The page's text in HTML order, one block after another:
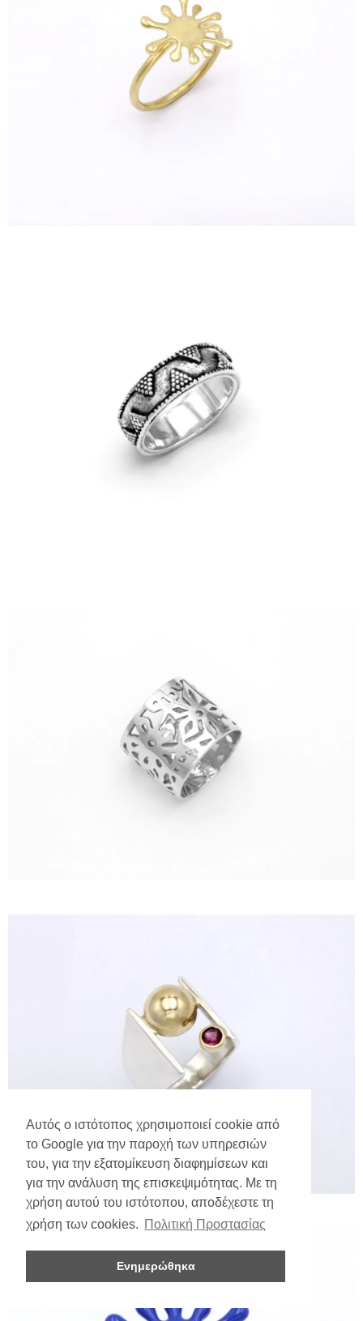
Αυτός ο ιστότοπος χρησιμοποιεί cookie από
το Google για την παροχή των υπηρεσιών
του, για την εξατομίκευση διαφημίσεων και
για την ανάλυση της επισκεψιμότητας. Με τη
χρήση αυτού του ιστότοπου, αποδέχεστε τη
χρήση των cookies. Πολιτική Προστασίας
Ενημερώθηκα